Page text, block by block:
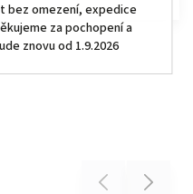
bez omezení, expedice
za pochopení a
znovu od 1.9.2026
Previous Next